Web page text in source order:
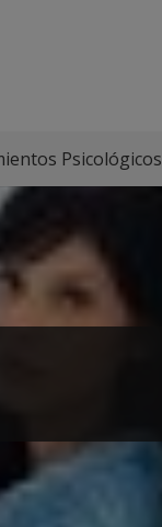
Psicológicos